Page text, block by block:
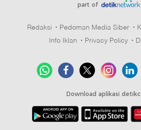
part of
Redaksi Pedoman Media Siber
Info Iklan
Privacy Policy
Download aplikasi